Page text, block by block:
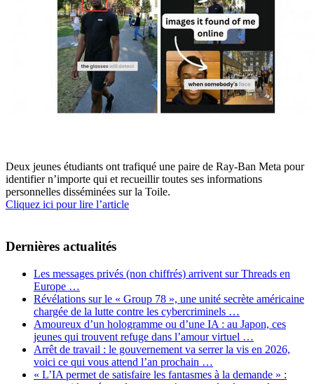
Deux jeunes étudiants ont trafiqué une paire de Ray-Ban Meta pour
identifier n’importe qui et recueillir toutes ses informations
personnelles disséminées sur la Toile.
Cliquez ici pour lire l’article
Dernières actualités
Les messages privés (non chiffrés) arrivent sur Threads en
Europe …
Révélations sur le « Group 78 », une unité secrète américaine
chargée de la lutte contre les cybercriminels …
Amoureux d’un hologramme ou d’une IA : au Japon, ces
jeunes qui trouvent refuge dans l’amour virtuel …
Arrêt de travail : le gouvernement va serrer la vis en 2026,
voici ce qui vous attend l’an prochain …
« L’IA permet de satisfaire les fantasmes à la demande » :